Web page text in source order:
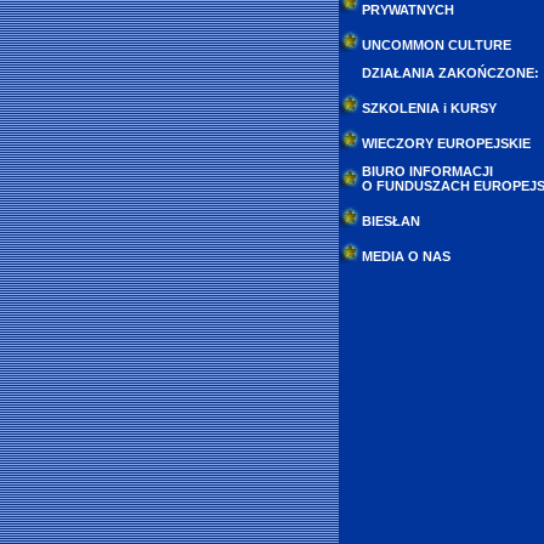
PRYWATNYCH
UNCOMMON CULTURE
DZIAŁANIA ZAKOŃCZONE:
SZKOLENIA i KURSY
WIECZORY EUROPEJSKIE
BIURO INFORMACJI
O FUNDUSZACH
BIESŁAN
MEDIA O NAS